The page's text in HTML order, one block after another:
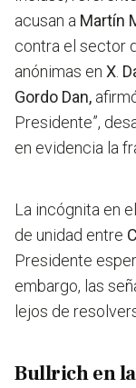
acusan a Martín
contra el sector
anónimas en X
Gordo Dan,
Presidente”,
en evidencia la
La incógnita en
de unidad entre
Presidente
embargo, las
lejos de
Bullrich en